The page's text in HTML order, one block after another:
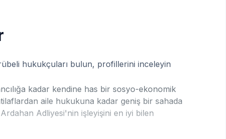
hukukçuları bulun, profillerini inceleyin
kadar kendine has bir sosyo-ekonomik
aile hukukuna kadar geniş bir sahada
Adliyesi'nin işleyişini en iyi bilen